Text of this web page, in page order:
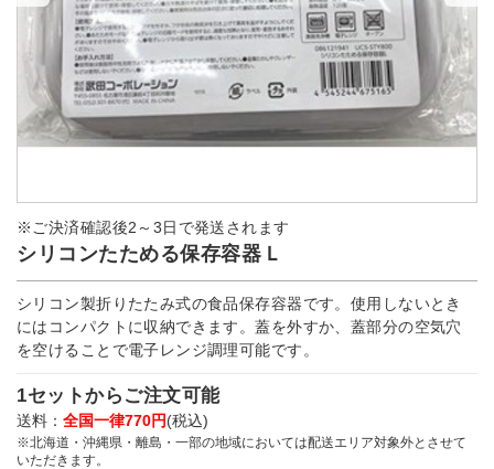
※ご決済確認後2～3日で発送されます
シリコンたためる保存容器Ｌ
シリコン製折りたたみ式の食品保存容器です。使用しないとき
にはコンパクトに収納できます。蓋を外すか、蓋部分の空気穴
を空けることで電子レンジ調理可能です。
1セットからご注文可能
送料： 全国一律770円(税込)
※北海道・沖縄県・離島・一部の地域においては配送エリア対象外とさせて
いただきます。